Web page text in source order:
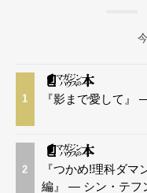
1 『影まで愛して』
2
『つかめ!理科ダマ
編』 — シン・テフ